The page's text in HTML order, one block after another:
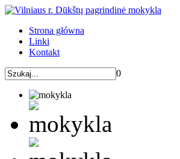
Strona główna
Linki
Kontakt
0